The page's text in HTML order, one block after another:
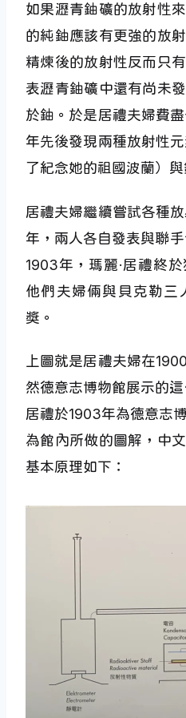
如果瀝青鈾礦的放射性
的純鈾應該有更強的放
精煉後的放射性反而只
表瀝青鈾礦中還有尚未
於鈾。於是居禮夫婦費
年先後發現兩種放射性
了紀念她的祖國波蘭）
居禮夫婦繼續嘗試各種
年，兩人各自發表與聯
1903年，瑪麗·居禮終
他們夫婦倆與貝克勒三
獎。
上圖就是居禮夫婦在
然德意志博物館展示的
居禮於1903年為德意志
為館內所做的圖解，中
基本原理如下：